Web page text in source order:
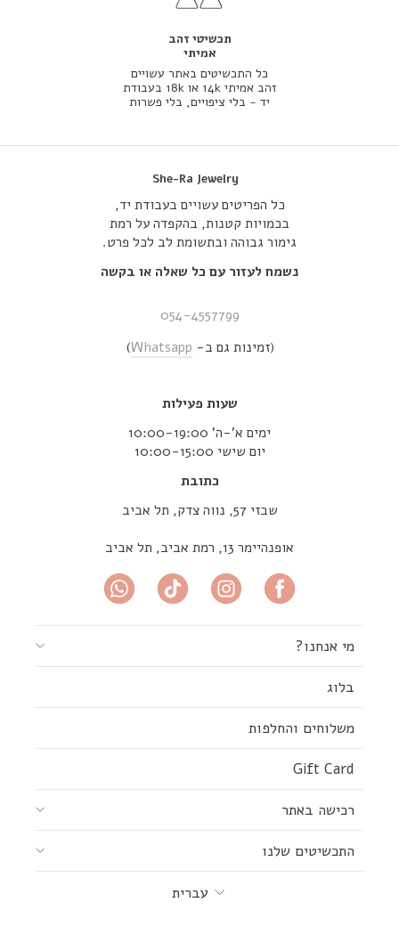
תכשיטי זהב
אמיתי
כל התכשיטים באתר עשויים
זהב אמיתי 14k או 18k בעבודת
יד - בלי ציפויים, בלי פשרות
She-Ra Jewelry
כל הפריטים עשויים בעבודת יד,
בכמויות קטנות, בהקפדה על רמת
גימור גבוהה ובתשומת לב לכל פרט.
נשמח לעזור עם כל שאלה או בקשה
054-4557799
(זמינות גם ב- Whatsapp
)
שעות פעילות
ימים א’-ה’ 10:00-19:00
יום שישי 10:00-15:00
כתובת
שבזי 57, נווה צדק, תל אביב
אופנהיימר 13, רמת אביב, תל אביב
מי אנחנו?
בלוג
משלוחים והחלפות
Gift Card
רכישה באתר
התכשיטים שלנו
שפהעברית